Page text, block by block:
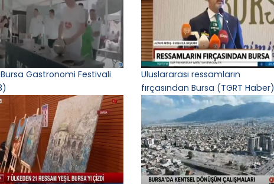
Bursa Gastronomi Festivali
Uluslararası ressamların
fırçasından Bursa (TGRT Haber)